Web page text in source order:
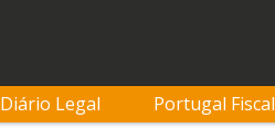
Diário Legal Portugal Fiscal